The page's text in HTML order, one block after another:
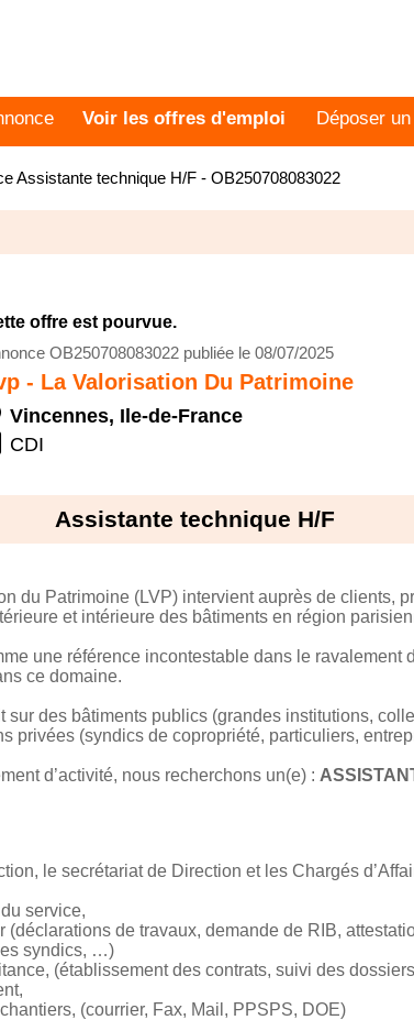
Voir les offres d'emploi Déposer
Assistante technique H/F - OB250708083022
offre est pourvue.
OB250708083022 publiée le 08/07/2025
- La Valorisation Du Patrimoine
Vincennes, Ile-de-France
CDI
Assistante technique H/F
du Patrimoine (LVP) intervient auprès de clients,
et intérieure des bâtiments en région
une référence incontestable dans le ravalement
ce domaine.
sur des bâtiments publics (grandes institutions,
privées (syndics de copropriété, particuliers,
d’activité, nous recherchons un(e) :
le secrétariat de Direction et les Chargés
service,
de travaux, demande de RIB,
syndics, …)
(établissement des contrats, suivi des
(courrier, Fax, Mail, PPSPS, DOE)